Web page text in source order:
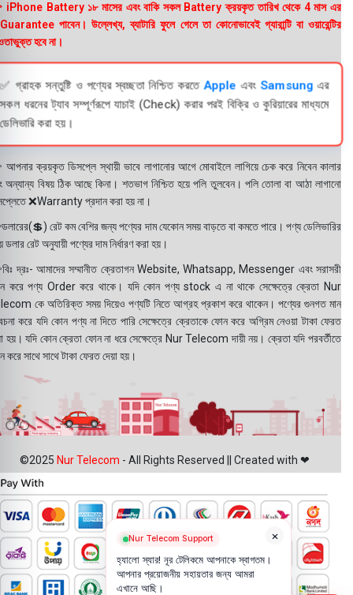
Battery ১৮ মাসের এবং বাকি সকল Battery ক্রয়কৃত তারিখ থেকে 4 মাস এর
পাবেন। উল্লেখ্য, ব্যাটারি ফুলে গেলে তা কোনোভাবেই গ্যারান্টি বা ওয়ারেন্টির
হবে না।
✅ গ্রাহক সন্তুষ্টি ও পণ্যের স্বচ্ছতা নিশ্চিত করতে Apple এবংSamsungএর
সকল ধরনের ট্যাব সম্পূর্ণরূপে যাচাই (Check) করার পরই বিক্রি ও কুরিয়ারের মাধ্যমে
ডেলিভারি করা হয়।
ক্রয়কৃত ডিসপ্লে স্থায়ী ভাবে লাগানোর আগে মোবাইলে লাগিয়ে চেক করে নিবেন কালার
অন্যান্য বিষয় ঠিক আছে কিনা। শতভাগ নিশ্চিত হয়ে পলি তুলবেন। পলি তোলা বা আঠা লাগানো
❌Warranty প্রদান করা হয় না।
রেট কম বেশির জন্য পণ্যের দাম যেকোন সময় বাড়তে বা কমতে পারে। পণ্য ডেলিভারির
ডলার রেট অনুযায়ী পণ্যের দাম নির্ধারণ করা হয়।
দ্রঃ- আমাদের সম্মানীত ক্রেতাগন Website, Whatsapp, Messenger এবং সরাসরী
করে পণ্য Order করে থাকে। যদি কোন পণ্য stock এ না থাকে সেক্ষেত্রে ক্রেতা Nur
কে অতিরিক্ত সময় দিয়েও পণ্যটি নিতে আগ্রহ প্রকাশ করে থাকেন। পণ্যের গুনগত মান
করে যদি কোন পণ্য না দিতে পারি সেক্ষেত্রে ক্রেতাকে ফোন করে অগ্রিম নেওয়া টাকা ফেরত
হয়। যদি কোন ক্রেতা ফোন না ধরে সেক্ষেত্রে Nur Telecom দায়ী নয়। ক্রেতা যদি পরবর্তীতে
করে সাথে সাথে টাকা ফেরত দেয়া হয়।
©2025 Nur Telecom - All Rights Reserved || Created with ❤
×
Nur Telecom Support
হ্যালো স্যার! নূর টেলিকমে আপনাকে স্বাগতম।
আপনার প্রয়োজনীয় সহায়তার জন্য আমরা
এখানে আছি।